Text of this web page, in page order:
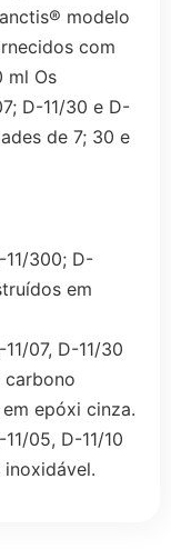
modelo
com
ml Os
D-11/30 e D-
de 7; 30 e
300; D-
em
07, D-11/30
carbono
epóxi cinza.
05, D-11/10